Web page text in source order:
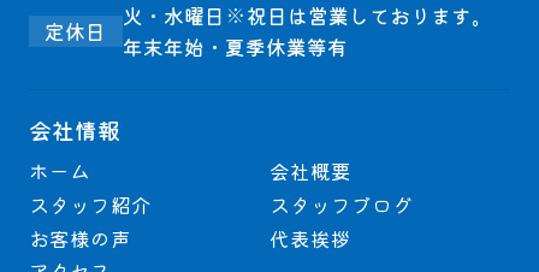
定休日
火・水曜日※祝日は営業しております。
年末年始・夏季休業等有
会社情報
ホーム
会社概要
スタッフ紹介
スタッフブログ
お客様の声
代表挨拶